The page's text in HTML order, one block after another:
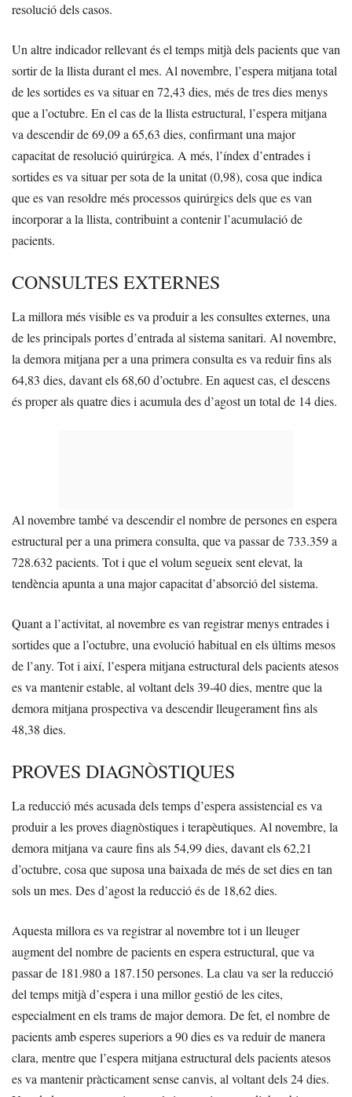
resolució dels casos.
Un altre indicador rellevant és el temps mitjà dels pacients que van
sortir de la llista durant el mes. Al novembre, l’espera mitjana total
de les sortides es va situar en 72,43 dies, més de tres dies menys
que a l’octubre. En el cas de la llista estructural, l’espera mitjana
va descendir de 69,09 a 65,63 dies, confirmant una major
capacitat de resolució quirúrgica. A més, l’índex d’entrades i
sortides es va situar per sota de la unitat (0,98), cosa que indica
que es van resoldre més processos quirúrgics dels que es van
incorporar a la llista, contribuint a contenir l’acumulació de
pacients.
CONSULTES EXTERNES
La millora més visible es va produir a les consultes externes, una
de les principals portes d’entrada al sistema sanitari. Al novembre,
la demora mitjana per a una primera consulta es va reduir fins als
64,83 dies, davant els 68,60 d’octubre. En aquest cas, el descens
és proper als quatre dies i acumula des d’agost un total de 14 dies.
Al novembre també va descendir el nombre de persones en espera
estructural per a una primera consulta, que va passar de 733.359 a
728.632 pacients. Tot i que el volum segueix sent elevat, la
tendència apunta a una major capacitat d’absorció del sistema.
Quant a l’activitat, al novembre es van registrar menys entrades i
sortides que a l’octubre, una evolució habitual en els últims mesos
de l’any. Tot i així, l’espera mitjana estructural dels pacients atesos
es va mantenir estable, al voltant dels 39-40 dies, mentre que la
demora mitjana prospectiva va descendir lleugerament fins als
48,38 dies.
PROVES DIAGNÒSTIQUES
La reducció més acusada dels temps d’espera assistencial es va
produir a les proves diagnòstiques i terapèutiques. Al novembre, la
demora mitjana va caure fins als 54,99 dies, davant els 62,21
d’octubre, cosa que suposa una baixada de més de set dies en tan
sols un mes. Des d’agost la reducció és de 18,62 dies.
Aquesta millora es va registrar al novembre tot i un lleuger
augment del nombre de pacients en espera estructural, que va
passar de 181.980 a 187.150 persones. La clau va ser la reducció
del temps mitjà d’espera i una millor gestió de les cites,
especialment en els trams de major demora. De fet, el nombre de
pacients amb esperes superiors a 90 dies es va reduir de manera
clara, mentre que l’espera mitjana estructural dels pacients atesos
es va mantenir pràcticament sense canvis, al voltant dels 24 dies.